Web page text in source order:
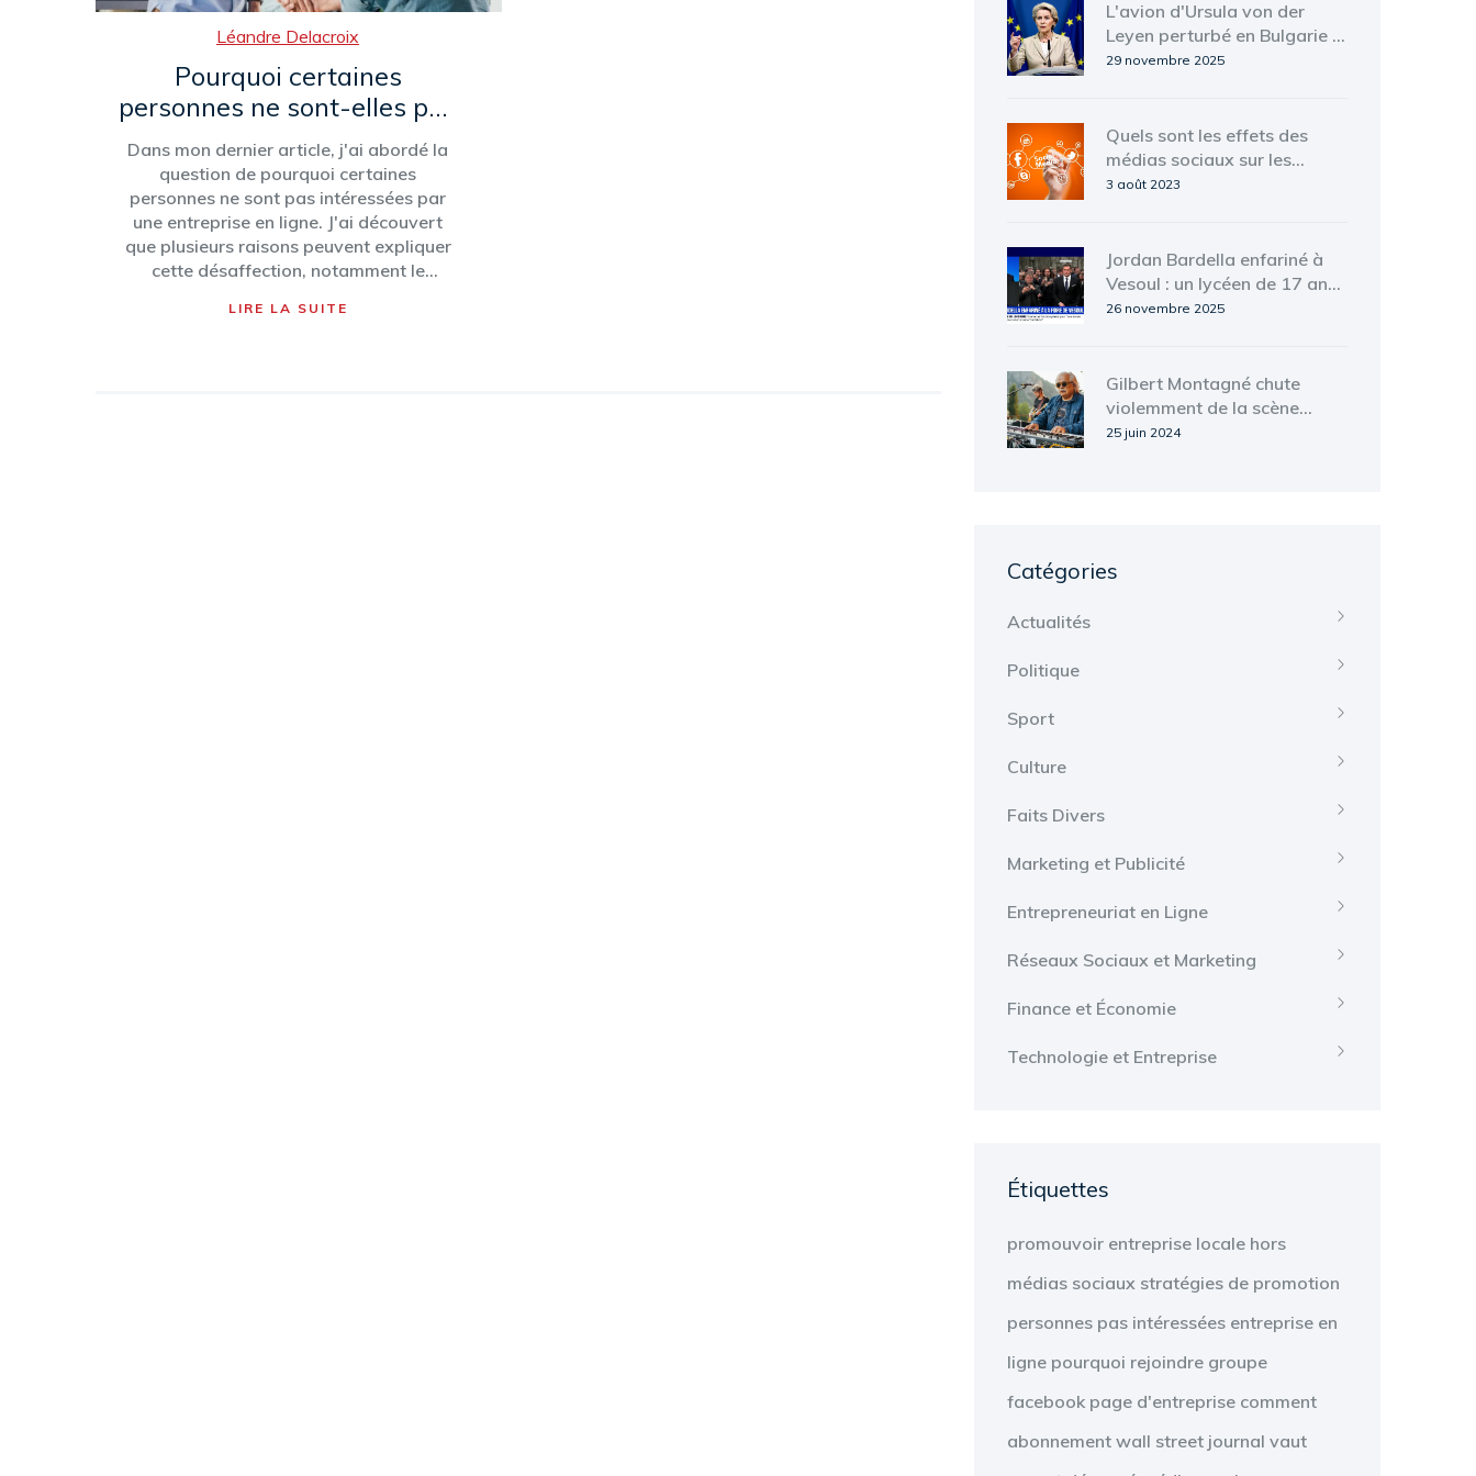
Léandre Delacroix
Pourquoi certaines
personnes ne sont-elles pas
intéressées par une
entreprise en ligne?
Dans mon dernier article, j'ai abordé la
question de pourquoi certaines
personnes ne sont pas intéressées par
une entreprise en ligne. J'ai découvert
que plusieurs raisons peuvent expliquer
cette désaffection, notamment le
peur des risques liés à la sécurité en ligne
LIRE LA SUITE
L'avion d'Ursula von der
Leyen perturbé en Bulgarie :
la Russie accusée, puis
29 novembre 2025
Quels sont les effets des
médias sociaux sur les
entreprises ?
3 août 2023
Jordan Bardella enfariné à
Vesoul : un lycéen de 17 ans
en garde à vue
26 novembre 2025
Gilbert Montagné chute
violemment de la scène
pendant un concert
25 juin 2024
Catégories
Actualités
Politique
Sport
Culture
Faits Divers
Marketing et Publicité
Entrepreneuriat en Ligne
Réseaux Sociaux et Marketing
Finance et Économie
Technologie et Entreprise
Étiquettes
promouvoir entreprise locale hors
médias sociaux stratégies de promotion
personnes pas intéressées entreprise en
ligne pourquoi rejoindre groupe
facebook page d'entreprise comment
abonnement wall street journal vaut